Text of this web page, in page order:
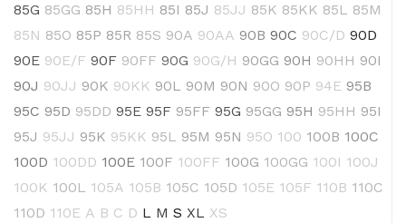
85G 85GG 85H 85HH 85I 85J 85JJ 85K 85KK 85L 85M
85N 85O 85P 85R 85S 90A 90AA 90B 90C 90C/D 90D
90E 90E/F 90F 90FF 90G 90G/H 90GG 90H 90HH 90I
90J 90JJ 90K 90KK 90L 90M 90N 90O 90P 94E 95B
95C 95D 95DD 95E 95F 95FF 95G 95GG 95H 95HH 95I
95J 95JJ 95K 95KK 95L 95M 95N 95O 100 100B 100C
100D 100DD 100E 100F 100FF 100G 100GG 100I 100J
100K 100L 105A 105B 105C 105D 105E 105F 110B 110C
110D 110E A B C D L M S XL XS